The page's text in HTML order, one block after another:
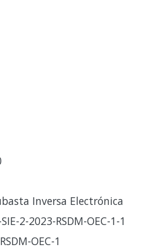
Inversa Electrónica
SIE-2-2023-RSDM-OEC-1-1
RSDM-OEC-1